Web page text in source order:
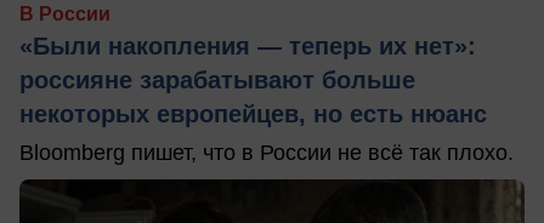
В России
«Были накопления — теперь их нет»:
россияне зарабатывают больше
некоторых европейцев, но есть нюанс
Bloomberg пишет, что в России не всё так плохо.